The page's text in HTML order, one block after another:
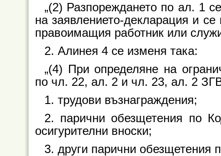
„(2) Разпореждането по ал. 1
на заявлението-декларация и
правоимащия работник или
2. Алинея 4 се изменя така:
„(4) При определяне на
по чл. 22, ал. 2 и чл. 23, ал. 2
1. трудови възнаграждения;
2. парични обезщетения по
осигурителни вноски;
3. други парични обезщетения